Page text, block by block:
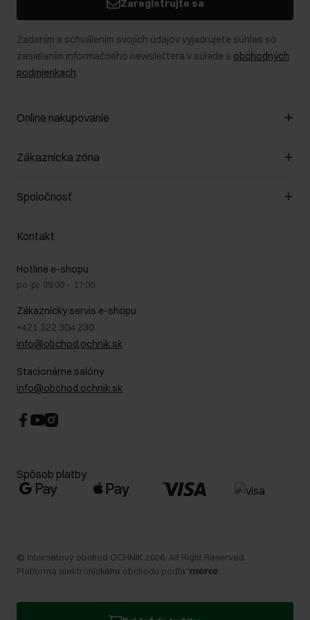
Zaregistrujte sa
Zadaním a schválením svojich údajov vyjadrujete súhlas so
zasielaním informačného newslettera v súlade s obchodných
podmienkach.
Online nakupovanie
Spravovať súbory cookie
Spôsob platby
Vrátenie
Zákaznícka zóna
Zákazníky klub
Pravidlá propagácie
Starostlivosť o kožu
Bezpečné nakupovanie
Blog
Najčastejšie kladené otázky (FAQ)
Spoločnosť
O nás
GDPR - Zásady ochrany osobných údajov
Právne informácie
Kontakt
Hotline e-shopu
po-pi: 09:00 – 17:00
Zákaznícky servis e-shopu
+421 322 304 230
info@obchod.ochnik.sk
Stacionárne salóny
info@obchod.ochnik.sk
Spôsob platby
© Internetový obchod OCHNIK 2026 . All Right Reserved.
Platforma elektronického obchodu podľa